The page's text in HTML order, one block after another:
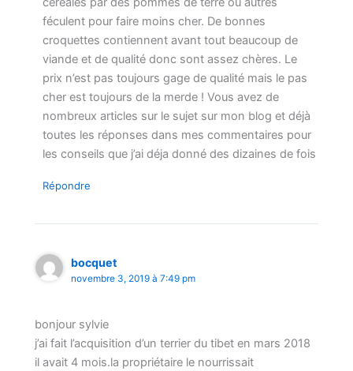
féculent pour faire moins cher. De bonnes
croquettes contiennent avant tout beaucoup de
viande et de qualité donc sont assez chères. Le
prix n’est pas toujours gage de qualité mais le pas
cher est toujours de la merde ! Vous avez de
nombreux articles sur le sujet sur mon blog et déjà
toutes les réponses dans mes commentaires pour
les conseils que j’ai déja donné des dizaines de fois
Répondre
bocquet
novembre 3, 2019 à 7:49 pm
bonjour sylvie
j’ai fait l’acquisition d’un terrier du tibet en mars 2018
il avait 4 mois.la propriétaire le nourrissait